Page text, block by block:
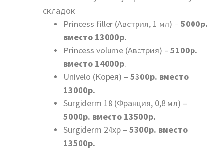
складок
Princess filler (Австрия, 1 мл) – 5000р.
вместо 13000р.
Princess volume (Австрия) – 5100р.
вместо 14000р.
Univelo (Корея) – 5300р. вместо
13000р.
Surgiderm 18 (Франция, 0,8 мл) –
5000р. вместо 13500р.
Surgiderm 24хр – 5300р. вместо
13500р.